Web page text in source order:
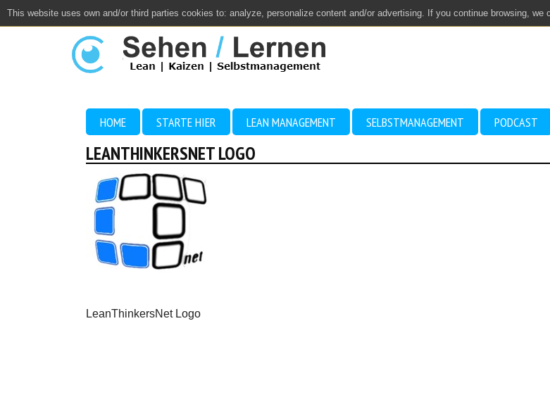
This website uses own and/or third parties cookies to: analyze, personalize content and/or advertising. If you continue browsing, we
Close
HOME STARTE HIER LEAN MANAGEMENT SELBSTMANAGEMENT PODCAST
LEANTHINKERSNET LOGO
LeanThinkersNet Logo